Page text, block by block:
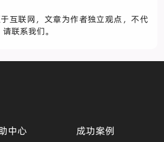
互联网，文章为作者独立观点，不代
联系我们。
中心 成功案例